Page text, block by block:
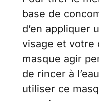
base de
d’en appliquer
visage et votre
masque agir
de rincer à
utiliser ce